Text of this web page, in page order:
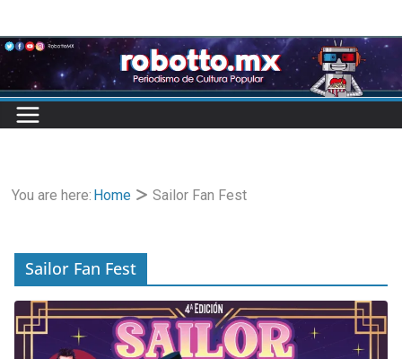
to
content
You are here: Home Sailor Fan Fest
Sailor Fan Fest